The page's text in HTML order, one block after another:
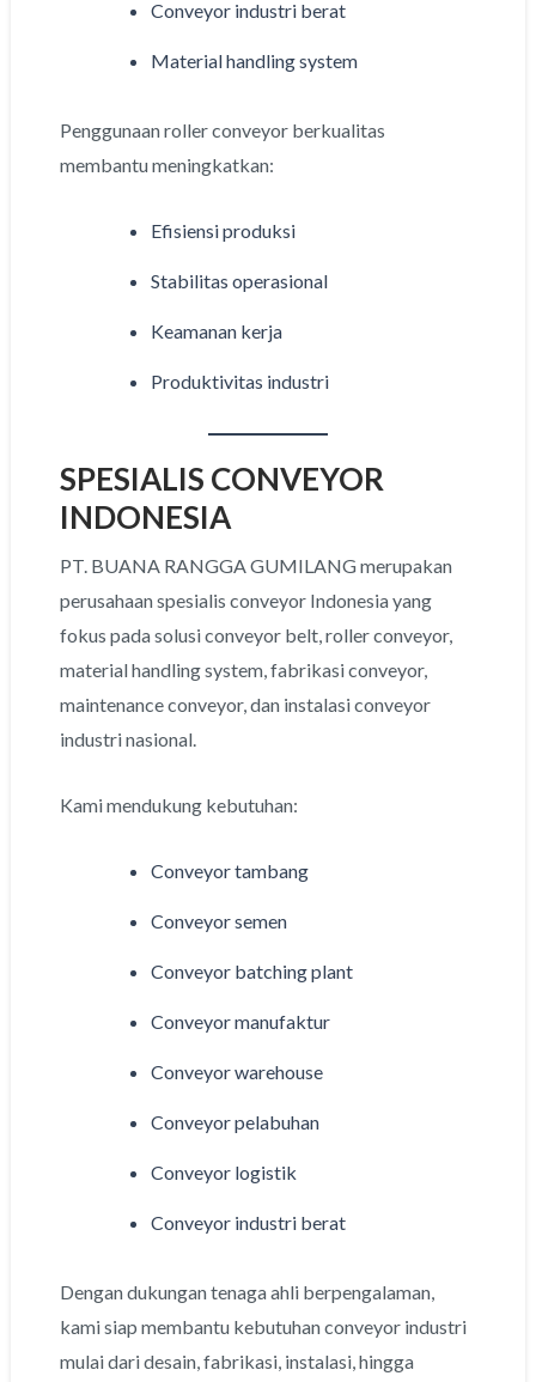
Conveyor industri berat
Material handling system
Penggunaan roller conveyor berkualitas
membantu meningkatkan:
Efisiensi produksi
Stabilitas operasional
Keamanan kerja
Produktivitas industri
SPESIALIS CONVEYOR
INDONESIA
PT. BUANA RANGGA GUMILANG merupakan
perusahaan spesialis conveyor Indonesia yang
fokus pada solusi conveyor belt, roller conveyor,
material handling system, fabrikasi conveyor,
maintenance conveyor, dan instalasi conveyor
industri nasional.
Kami mendukung kebutuhan:
Conveyor tambang
Conveyor semen
Conveyor batching plant
Conveyor manufaktur
Conveyor warehouse
Conveyor pelabuhan
Conveyor logistik
Conveyor industri berat
Dengan dukungan tenaga ahli berpengalaman,
kami siap membantu kebutuhan conveyor industri
mulai dari desain, fabrikasi, instalasi, hingga